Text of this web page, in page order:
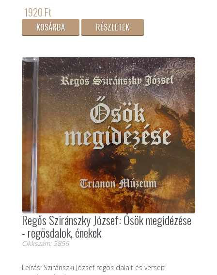
1920 Ft
KOSÁRBA RÉSZLETEK
Regős Sziránszky József: Ősök megidézése
- regösdalok, énekek
Cikkszám: 5856
Leírás: Sziránszki József regös dalait és verseit